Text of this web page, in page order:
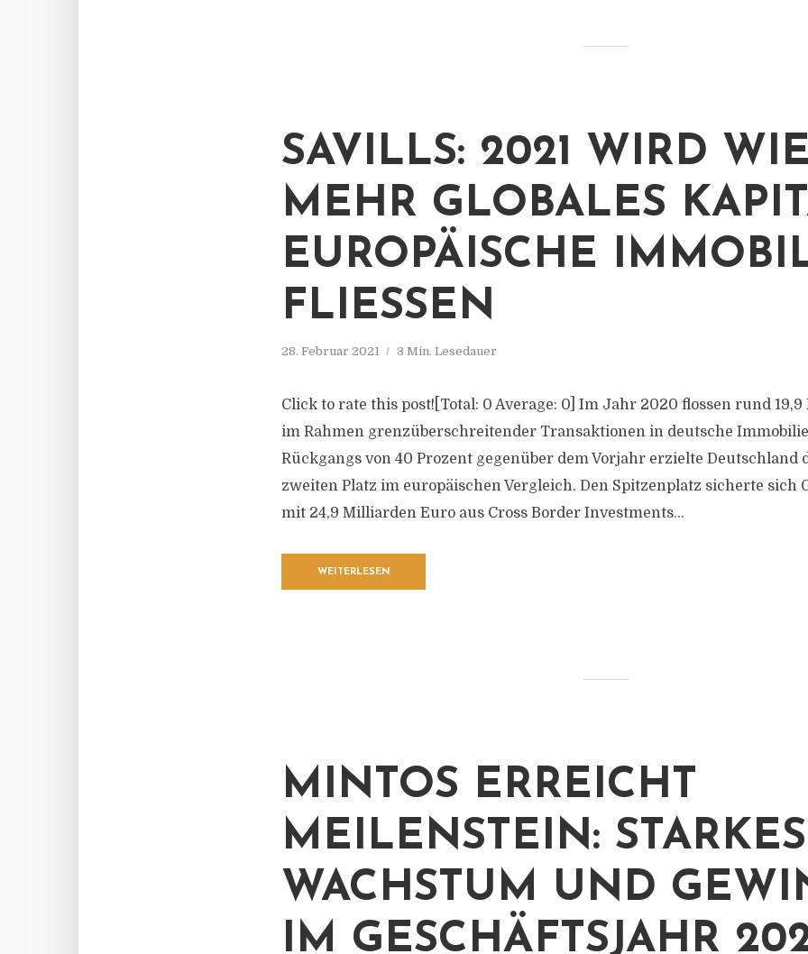
SAVILLS: 2021 WIRD
MEHR GLOBALES
EUROPÄISCHE
FLIESSEN
28. Februar 2021 3 Min. Lesedauer
Click to rate this post![Total: 0 Average: 0] Im Jahr 2020 flossen rund
im Rahmen grenzüberschreitender Transaktionen in deutsche
Rückgangs von 40 Prozent gegenüber dem Vorjahr erzielte Deutschland
zweiten Platz im europäischen Vergleich. Den Spitzenplatz sicherte sich
mit 24,9 Milliarden Euro aus Cross Border Investments...
WEITERLESEN
MINTOS ERREICHT
MEILENSTEIN: STARKES
WACHSTUM UND
IM GESCHÄFTSJAHR